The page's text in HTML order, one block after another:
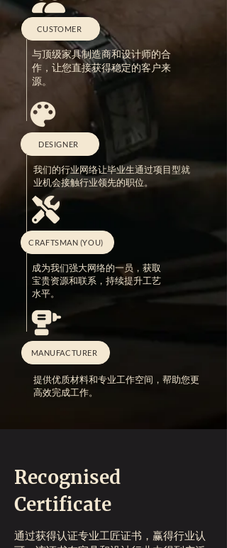
CUSTOMER
与顶级家具制造商和设计师的合
作，让您直接获得稳定的客户来
源。
DESIGNER
我们的行业网络让毕业生通过项目型就
业机会接触行业领先的职位。
CRAFTSMAN (YOU)
成为我们强大网络的一员，获取
宝贵资源和联系，持续提升工艺
水平。
MANUFACTURER
提供优质材料和专业工作空间，帮助您更
高效完成工作。
Recognised
Certificate
通过获得认证专业工匠证书，赢得行业认